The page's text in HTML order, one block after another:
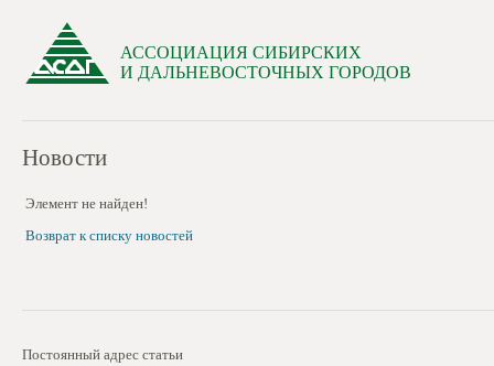
АССОЦИАЦИЯ СИБИРСКИХ
И ДАЛЬНЕВОСТОЧНЫХ ГОРОДОВ
Новости
Элемент не найден!
Возврат к списку новостей
Постоянный адрес статьи